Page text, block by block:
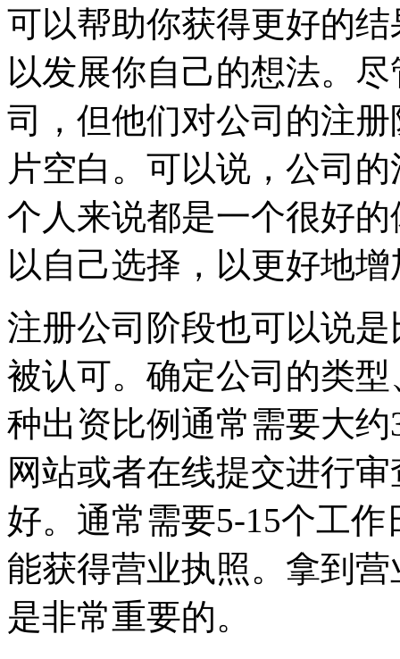
可以帮助你获得更好的
以发展你自己的想法。
司，但他们对公司的注
片空白。可以说，公司
个人来说都是一个很好
以自己选择，以更好地
注册公司阶段也可以说
被认可。确定公司的类
种出资比例通常需要大
网站或者在线提交进行
好。通常需要5-15个工
能获得营业执照。拿到
是非常重要的。